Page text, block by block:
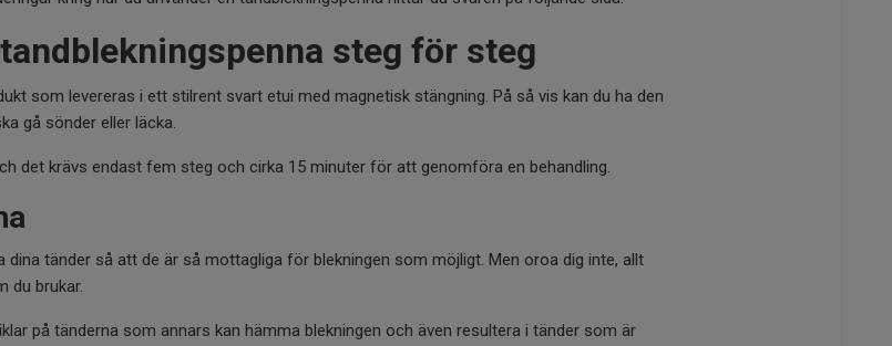
steg för steg
som levereras i ett stilrent svart etui med magnetisk stängning. På så vis kan du ha den
gå sönder eller läcka.
det krävs endast fem steg och cirka 15 minuter för att genomföra en behandling.
dina tänder så att de är så mottagliga för blekningen som möjligt. Men oroa dig inte, allt
du brukar.
på tänderna som annars kan hämma blekningen och även resultera i tänder som är